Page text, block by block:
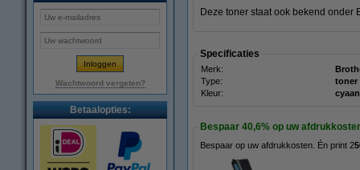
Wachtwoord vergeten?
Betaalopties:
Deze toner staat ook bekend onder
Specificaties
Merk:
Type:
toner
Kleur:
cyaan
Bespaar 40,6% op uw
Bespaar op uw afdrukkosten. Én print 2